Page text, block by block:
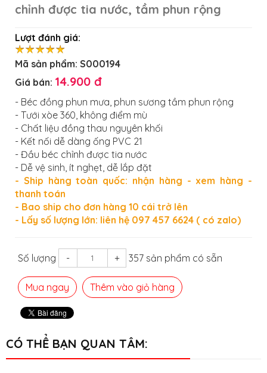
chỉnh được tia nước, tầm phun rộng
Lượt đánh giá:
Mã sản phẩm: S000194
Giá bán: 14.900 đ
- Béc đồng phun mưa, phun sương tầm phun rộng
- Tưới xòe 360, không điểm mù
- Chất liệu đồng thau nguyên khối
- Kết nối dễ dàng ống PVC 21
- Đầu béc chỉnh được tia nước
- Dễ vệ sinh, ít nghẹt, dễ lắp đặt
- Ship hàng toàn quốc: nhận hàng - xem hàng -
thanh toán
- Bao ship cho đơn hàng 10 cái trở lên
- Lấy số lượng lớn: liên hệ 097 457 6624 ( có zalo)
Số lượng - + 357 sản phẩm có sẵn
Mua ngay Thêm vào giỏ hàng
CÓ THỂ BẠN QUAN TÂM: